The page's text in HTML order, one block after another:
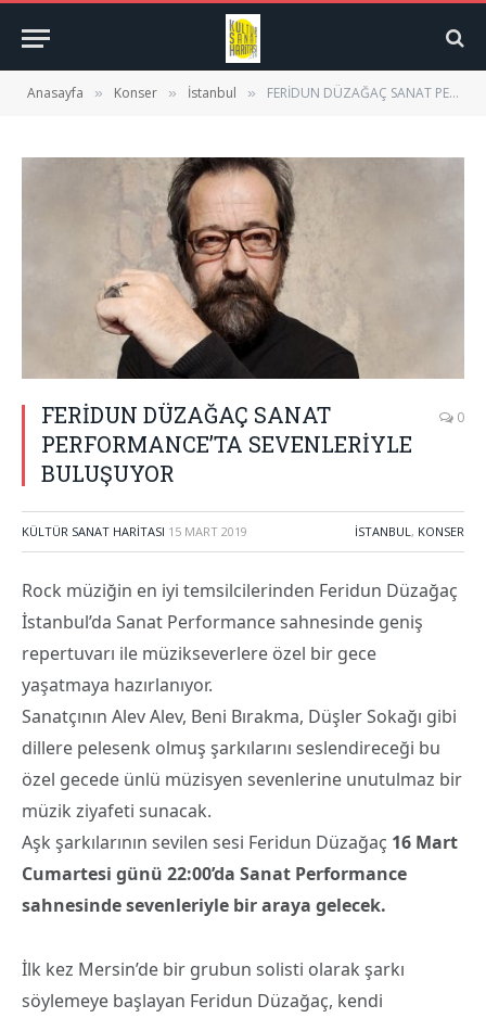
Anasayfa » Konser » İstanbul » FERİDUN DÜZAĞAÇ SANAT PERFORMANCE’TA SEVENLERİYLE BULUŞUYOR
FERİDUN DÜZAĞAÇ SANAT
PERFORMANCE’TA SEVENLERİYLE
BULUŞUYOR
0
KÜLTÜR SANAT HARITASI 15 MART 2019 İSTANBUL, KONSER
Rock müziğin en iyi temsilcilerinden Feridun Düzağaç
İstanbul’da Sanat Performance sahnesinde geniş
repertuvarı ile müzikseverlere özel bir gece
yaşatmaya hazırlanıyor.
Sanatçının Alev Alev, Beni Bırakma, Düşler Sokağı gibi
dillere pelesenk olmuş şarkılarını seslendireceği bu
özel gecede ünlü müzisyen sevenlerine unutulmaz bir
müzik ziyafeti sunacak.
Aşk şarkılarının sevilen sesi Feridun Düzağaç 16 Mart
Cumartesi günü 22:00’da Sanat Performance
sahnesinde sevenleriyle bir araya gelecek.
İlk kez Mersin’de bir grubun solisti olarak şarkı
söylemeye başlayan Feridun Düzağaç, kendi